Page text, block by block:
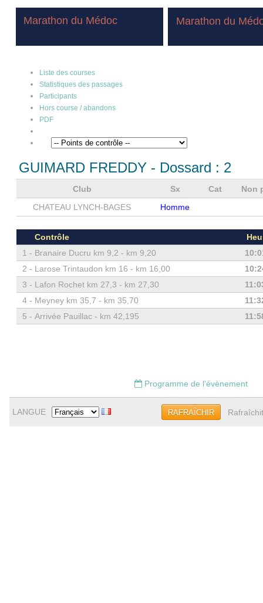
Marathon du Médoc Marathon du
Liste des courses
Statistiques des passages
Participants
Hors course / abandons
PDF
GUIMARD FREDDY- Dossard : 2
Club Sx Cat
Non
CHATEAU LYNCH-BAGES
Homme
Contrôle
1 - Branaire Ducru km 9,2 - km 9,20
2 - Larose Trintaudon km 16 - km 16,00
3 - Lafon Rochet km 27,3 - km 27,30
4 - Meyney km 35,7 - km 35,70
5 - Arrivée Pauillac - km 42,195
Programme de l'évènement
LANGUE RAFRAÎCHIR